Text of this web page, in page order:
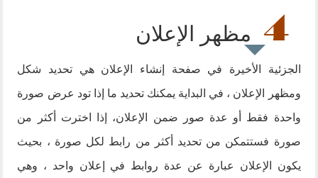
مظهر الإعلان
الجزئية الأخيرة في صفحة إنشاء الإعلان هي تحديد شكل
ومظهر الإعلان ، في البداية يمكنك تحديد ما إذا تود عرض صورة
واحدة فقط أو عدة صور ضمن الإعلان، إذا اخترت أكثر من
صورة فستتمكن من تحديد أكثر من رابط لكل صورة ، بحيث
يكون الإعلان عبارة عن عدة روابط في إعلان واحد ، وهي